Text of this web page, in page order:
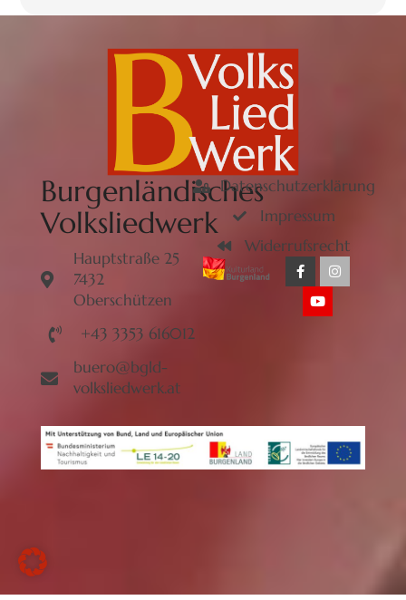
Burgenländisches
Volksliedwerk
Hauptstraße 25
7432
Oberschützen
+43 3353 616012
buero@bgld-
volksliedwerk.at
Datenschutzerklärung
Impressum
Widerrufsrecht